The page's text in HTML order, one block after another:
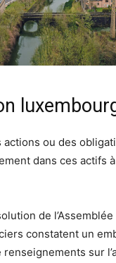
actions ou des
dans ces actifs
de
constatent un
renseignements sur